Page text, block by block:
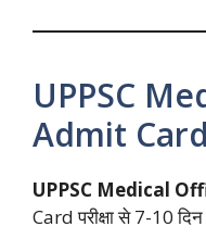
UPPSC
Admit
UPPSC Medical
Card परीक्षा से 7-10 दिन